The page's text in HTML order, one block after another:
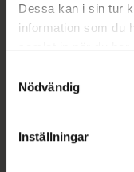
Dessa kan i sin tur
information som du
samlat in när du
återkalla ditt
lagligheten av
Nödvändig
Inställningar
EAN:
Bipacksedel